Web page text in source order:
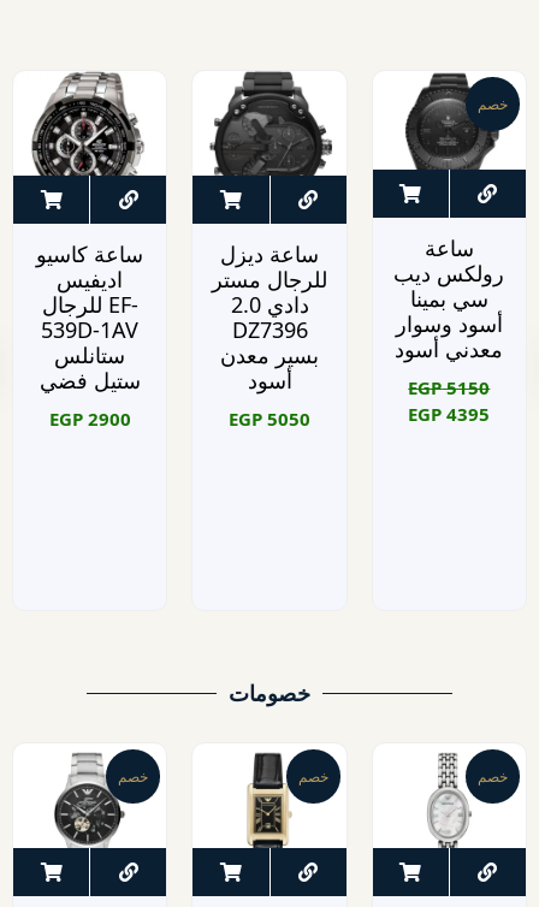
خصم
ساعة
رولكس ديب
سي بمينا
أسود وسوار
معدني أسود
EGP5150
EGP 4395
ساعة ديزل
للرجال مستر
دادي 2.0
DZ7396
بسير معدن
أسود
EGP 5050
ساعة كاسيو
اديفيس
للرجال EF-
539D-1AV
ستانلس
ستيل فضي
EGP2900
خصومات
خصم خصم خصم